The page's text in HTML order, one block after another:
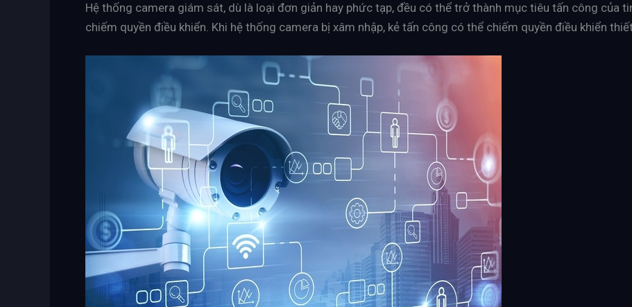
Hệ thống camera giám sát, dù là loại đơn giản hay phức tạp, đều có thể trở thành mục tiêu tấn công của
chiếm quyền điều khiển. Khi hệ thống camera bị xâm nhập, kẻ tấn công có thể chiếm quyền điều khiển